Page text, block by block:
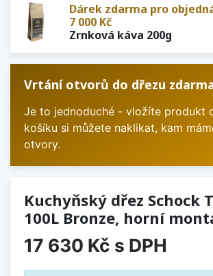
Dárek zdarma pro
7 000 Kč
Zrnková káva 200g
Vrtání otvorů do dřezu
Je to jednoduché - vložíte produkt
košíku si můžete naklikat, kam
otvory.
Kuchyňský dřez Schock
100L Bronze, horní
17 630 Kč s DPH